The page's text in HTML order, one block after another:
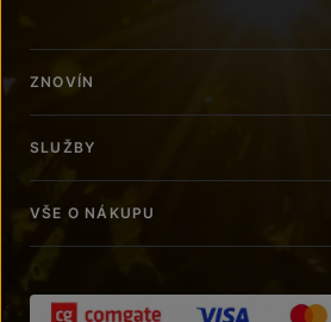
ZNOVÍN
SLUŽBY
VŠE O NÁKUPU